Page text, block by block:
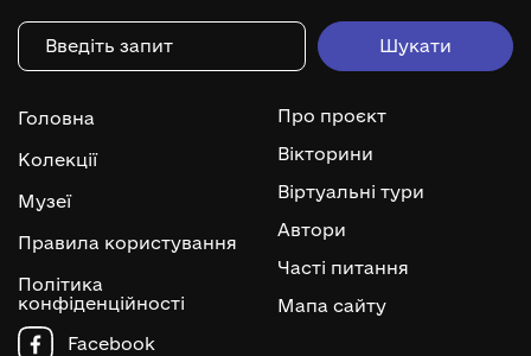
Головна
Колекції
Музеї
Правила користування
Політика
конфіденційності
Про проєкт
Вікторини
Віртуальні тури
Автори
Часті питання
Мапа сайту
Facebook